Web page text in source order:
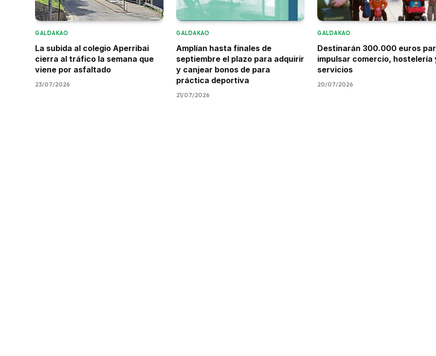
GALDAKAO
La subida al colegio Aperribai
cierra al tráfico la semana que
viene por asfaltado
23/07/2026
GALDAKAO
Amplían hasta finales de
septiembre el plazo para adquirir
y canjear bonos de para
práctica deportiva
21/07/2026
GALDAKAO
Destinarán 300.000 euros
impulsar comercio, hostelería
servicios
20/07/2026